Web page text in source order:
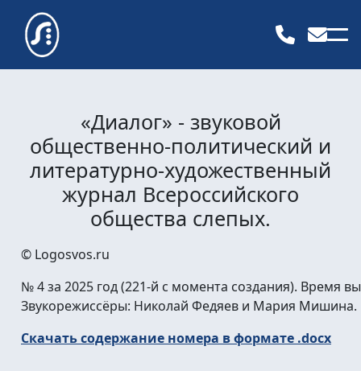
«Диалог» - звуковой
общественно-политический и
литературно-художественный
журнал Всероссийского
общества слепых.
© Logosvos.ru
№ 4 за 2025 год (221-й с момента создания). Время
Звукорежиссёры: Николай Федяев и Мария Мишина.
Скачать содержание номера в формате .docx